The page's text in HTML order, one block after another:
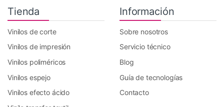
Tienda
Vinilos de corte
Vinilos de impresión
Vinilos poliméricos
Vinilos espejo
Vinilos efecto ácido
Información
Sobre nosotros
Servicio técnico
Blog
Guía de tecnologías
Contacto